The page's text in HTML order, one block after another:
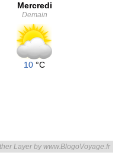
Mercredi
Demain
10 °C
Layer by www.BlogoVoyage.fr